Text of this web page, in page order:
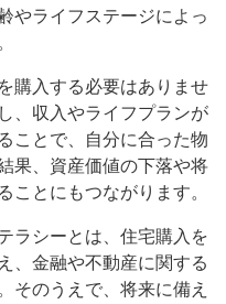
やライフステージによっ
購入する必要はありませ
、収入やライフプランが
ことで、自分に合った物
果、資産価値の下落や将
ことにもつながります。
ラシーとは、住宅購入を
、金融や不動産に関する
そのうえで、将来に備え